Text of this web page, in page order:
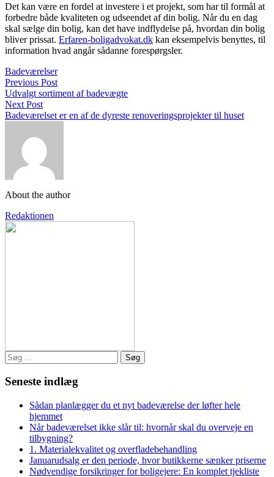
Det kan være en fordel at investere i et projekt, som har til formål at
forbedre både kvaliteten og udseendet af din bolig. Når du en dag
skal sælge din bolig, kan det have indflydelse på, hvordan din bolig
bliver prissat. Erfaren-boligadvokat.dk kan eksempelvis benyttes, til
information hvad angår sådanne forespørgsler.
Badeværelser
Previous Post
Udvalgt sortiment af badevægte
Next Post
Badeværelset er en af de dyreste renoveringsprojekter til huset
About the author
Redaktionen
Søg
efter:
Seneste indlæg
Sådan planlægger du et nyt badeværelse der løfter hele
hjemmet
Når badeværelset ikke slår til: hvornår skal du overveje en
tilbygning?
1. Materialekvalitet og overfladebehandling
Januarudsalg er den periode, hvor butikkerne sænker priserne
Nødvendige forsikringer for boligejere: En komplet tjekliste